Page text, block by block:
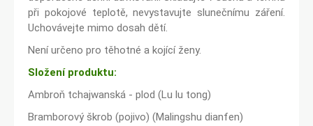
při pokojové teplotě, nevystavujte slunečnímu záření.
Uchovávejte mimo dosah dětí.
Není určeno pro těhotné a kojící ženy.
Složení produktu:
Ambroň tchajwanská - plod (Lu lu tong)
Bramborový škrob (pojivo) (Malingshu dianfen)